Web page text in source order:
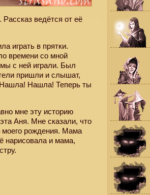
ведётся от её
играть в прятки.
времени со мной
мы с ней играли. Был
пришли и слышат,
Нашла! Теперь ты
мне эту историю
Аня. Мне сказали, что
моего рождения. Мама
нарисовала и мама,